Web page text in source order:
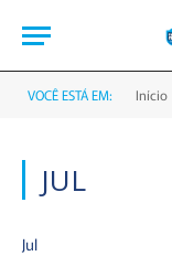
VOCÊ ESTÁ EM: Início
JUL
Jul